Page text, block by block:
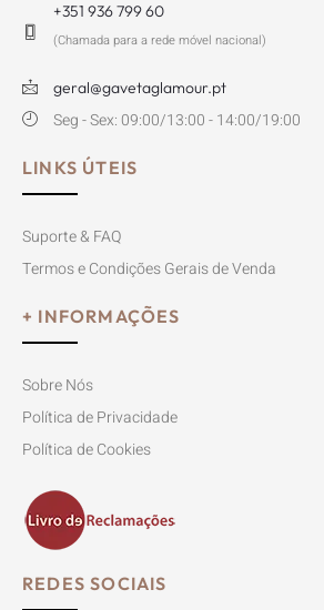
+351 936 799 60
(Chamada para a rede móvel nacional)
geral@gavetaglamour.pt
Seg - Sex: 09:00/13:00 - 14:00/19:00
LINKS ÚTEIS
Suporte & FAQ
Termos e Condições Gerais de Venda
+ INFORMAÇÕES
Sobre Nós
Política de Privacidade
Política de Cookies
REDES SOCIAIS